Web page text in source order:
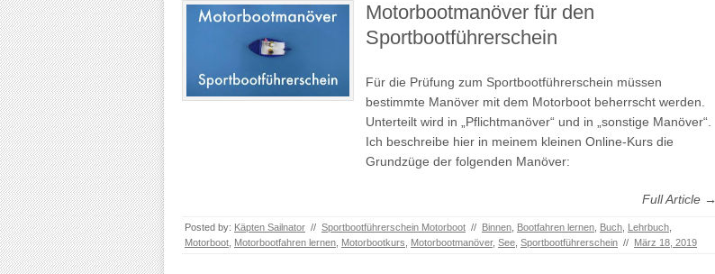
Motorbootmanöver für den
Sportbootführerschein
Für die Prüfung zum Sportbootführerschein müssen
bestimmte Manöver mit dem Motorboot beherrscht werden.
Unterteilt wird in „Pflichtmanöver“ und in „sonstige Manöver“.
Ich beschreibe hier in meinem kleinen Online-Kurs die
Grundzüge der folgenden Manöver:
Full Article →
Posted by: Käpten Sailnator // Sportbootführerschein Motorboot // Binnen Bootfahren lernen Buch Lehrbuch
Motorboot Motorbootfahren lernen Motorbootkurs Motorbootmanöver, See Sportbootführerschein // März 18, 2019